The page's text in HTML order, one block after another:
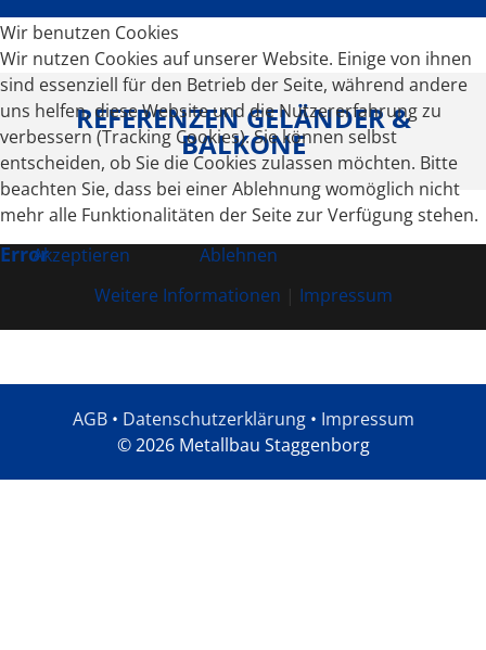
REFERENZEN GELÄNDER &
BALKONE
Error
AGB• Datenschutzerklärung• Impressum
© 2026 Metallbau Staggenborg
Wir benutzen Cookies
Wir nutzen Cookies auf unserer Website. Einige von ihnen
sind essenziell für den Betrieb der Seite, während andere
uns helfen, diese Website und die Nutzererfahrung zu
verbessern (Tracking Cookies). Sie können selbst
entscheiden, ob Sie die Cookies zulassen möchten. Bitte
beachten Sie, dass bei einer Ablehnung womöglich nicht
mehr alle Funktionalitäten der Seite zur Verfügung stehen.
Akzeptieren
Ablehnen
Weitere Informationen | Impressum